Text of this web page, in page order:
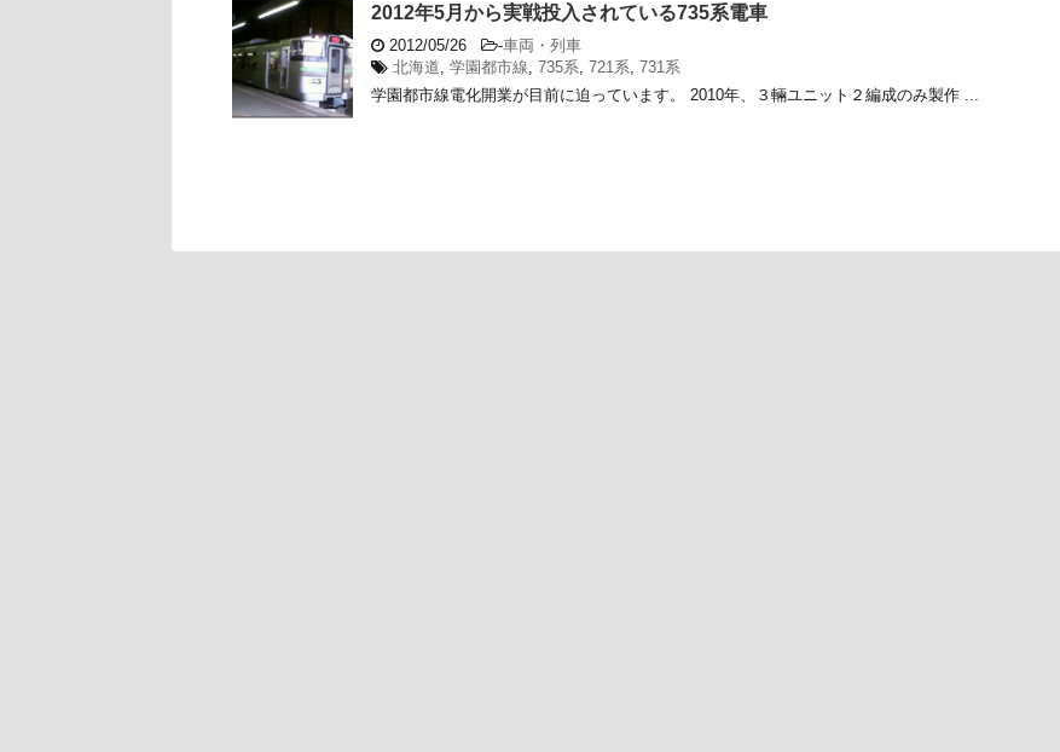
2012年5月から実戦投入されている735系電車
2012/05/26 -車両・列車
北海道 学園都市線 735系 721系 731系
学園都市線電化開業が目前に迫っています。 2010年、３輛ユニット２編成のみ製作 ...